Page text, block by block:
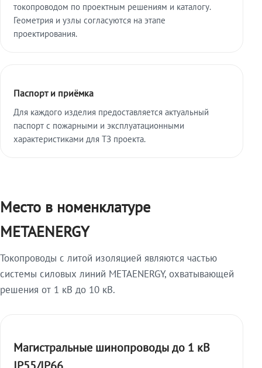
токопроводом по проектным решениям и каталогу.
Геометрия и узлы согласуются на этапе
проектирования.
Паспорт и приёмка
Для каждого изделия предоставляется актуальный
паспорт с пожарными и эксплуатационными
характеристиками для ТЗ проекта.
Место в номенклатуре
METAENERGY
Токопроводы с литой изоляцией являются частью
системы силовых линий METAENERGY, охватывающей
решения от 1 кВ до 10 кВ.
Магистральные шинопроводы до 1 кВ